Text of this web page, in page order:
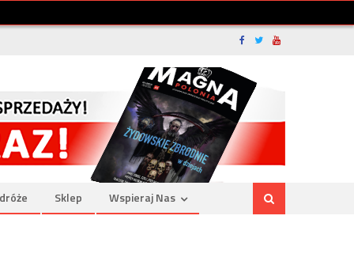
Sklep Wspieraj Nas